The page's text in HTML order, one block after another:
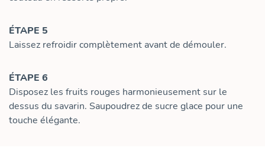
ÉTAPE 5
Laissez refroidir complètement avant de démouler.
ÉTAPE 6
Disposez les fruits rouges harmonieusement sur le
dessus du savarin. Saupoudrez de sucre glace pour une
touche élégante.